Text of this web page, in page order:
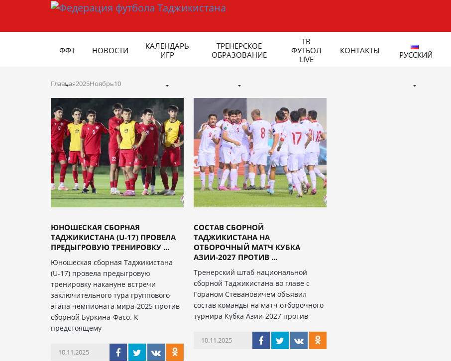
ФФТ НОВОСТИ
КАЛЕНДАРЬ
ИГР
ТРЕНЕРСКОЕ
ОБРАЗОВАНИЕ
ТВ
ФУТБОЛ
LIVE
КОНТАКТЫ РУССКИЙ
Главная2025Ноябрь10
ЮНОШЕСКАЯ СБОРНАЯ
ТАДЖИКИСТАНА (U-17) ПРОВЕЛА
ПРЕДЫГРОВУЮ ТРЕНИРОВКУ ...
Юношеская сборная Таджикистана
(U-17) провела предыгровую
тренировку накануне встречи
заключительного тура группового
этапа чемпионата мира-2025 против
сборной Буркина-Фасо. К
предстоящему
10.11.2025
СОСТАВ СБОРНОЙ
ТАДЖИКИСТАНА НА
ОТБОРОЧНЫЙ МАТЧ КУБКА
АЗИИ-2027 ПРОТИВ ...
Тренерский штаб национальной
сборной Таджикистана во главе с
Гораном Стевановичем объявил
состав команды на матч отборочного
турнира Кубка Азии-2027 против
10.11.2025